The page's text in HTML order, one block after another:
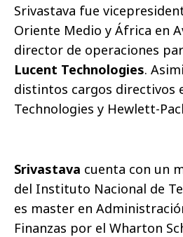
Srivastava fue
Oriente Medio y África en
director de operaciones
Lucent Technologies.
distintos cargos directivos
Technologies y Hewlett-
Srivastava cuenta con un
del Instituto Nacional de
es master en
Finanzas por el Wharton